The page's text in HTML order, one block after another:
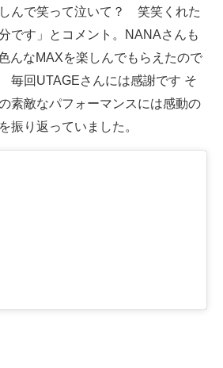
んで笑って泣いて？ 笑笑くれた
です」とコメント。NANAさんも
んなMAXを楽しんでもらえたので
毎回UTAGEさんには感謝です そ
素敵なパフォーマンスには感動の
振り返っていました。